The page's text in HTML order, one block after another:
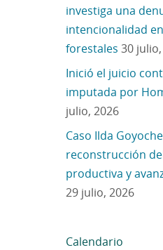
investiga una
intencionalidad
forestales 30
Inició el juicio
imputada por
julio, 2026
Caso Ilda
reconstrucción
productiva y
29 julio, 2026
Calendario